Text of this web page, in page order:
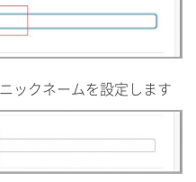
ックネームを設定します